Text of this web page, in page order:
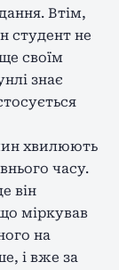
Втім,
студент не
своїм
знає
хвилюють
часу.
він
міркував
на
і вже за